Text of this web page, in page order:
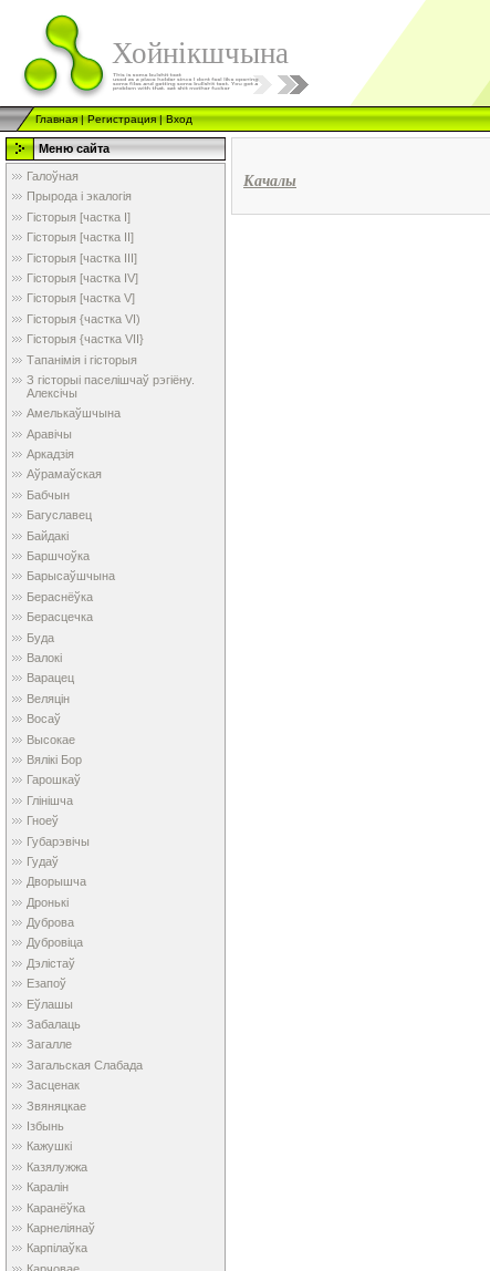
Хойнікшчына
Главная|Регистрация|Вход
Меню сайта
Галоўная
Прырода і экалогія
Гісторыя [частка I]
Гісторыя [частка II]
Гісторыя [частка III]
Гісторыя [частка IV]
Гісторыя [частка V]
Гісторыя {частка VI)
Гісторыя {частка VII}
Тапанімія і гісторыя
З гісторыі паселішчаў рэгіёну.
Алексічы
Амелькаўшчына
Аравічы
Аркадзія
Аўрамаўская
Бабчын
Багуславец
Байдакі
Баршчоўка
Барысаўшчына
Бераснёўка
Берасцечка
Буда
Валокі
Варацец
Веляцін
Восаў
Высокае
Вялікі Бор
Гарошкаў
Глінішча
Гноеў
Губарэвічы
Гудаў
Дворышча
Дронькі
Дуброва
Дубровіца
Дэлістаў
Езапоў
Еўлашы
Забалаць
Загалле
Загальская Слабада
Засценак
Звяняцкае
Ізбынь
Кажушкі
Казялужжа
Каралін
Каранёўка
Карнеліянаў
Карпілаўка
Качалы